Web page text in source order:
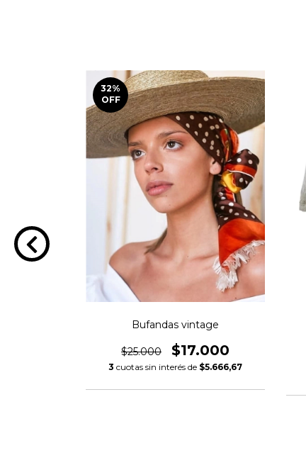
32%
OFF
Bufandas vintage
$25.000 $17.000
3 cuotas sin interés de $5.666,67